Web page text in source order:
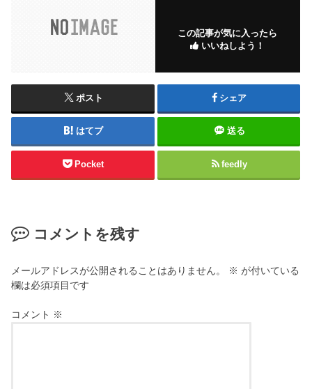
この記事が気に入ったら
いいねしよう！
ポスト シェア
はてブ 送る
Pocket feedly
コメントを残す
メールアドレスが公開されることはありません。 ※ が付いている
欄は必須項目です
コメント ※